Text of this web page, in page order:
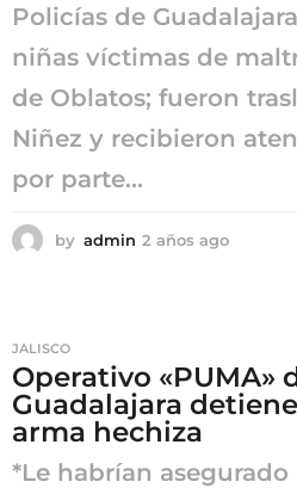
Policías de
niñas víctimas de
de Oblatos; fueron
Niñez y recibieron
por parte...
by admin 2 años ago
g
o
JALISCO
Operativo «PUMA»
Guadalajara
arma hechiza
*Le habrían